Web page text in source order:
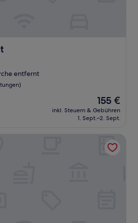
entfernt
Der
Preis
beträgt
155 €
inkl. Steuern & Gebühren
1. Sept.–2. Sept.